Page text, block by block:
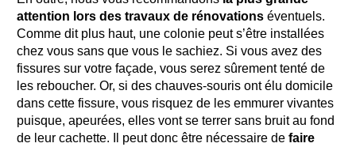
attention lors des travaux de rénovations éventuels.
Comme dit plus haut, une colonie peut s’être installées
chez vous sans que vous le sachiez. Si vous avez des
fissures sur votre façade, vous serez sûrement tenté de
les reboucher. Or, si des chauves-souris ont élu domicile
dans cette fissure, vous risquez de les emmurer vivantes
puisque, apeurées, elles vont se terrer sans bruit au fond
de leur cachette. Il peut donc être nécessaire de faire